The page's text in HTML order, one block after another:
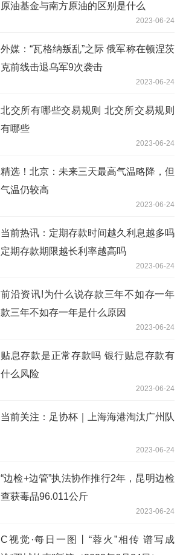
原油基金与南方原油的区别是什么
2023-06-24
外媒：“瓦格纳叛乱”之际 俄军称在顿涅茨
克前线击退乌军9次袭击
2023-06-24
北交所有哪些交易规则 北交所交易规则
有哪些
2023-06-24
精选！北京：未来三天最高气温略降，但
气温仍较高
2023-06-24
当前热讯：定期存款时间越久利息越多吗
定期存款期限越长利率越高吗
2023-06-24
前沿资讯!为什么说存款三年不如存一年
款三年不如存一年是什么原因
2023-06-24
贴息存款是正常存款吗 银行贴息存款有
什么风险
2023-06-24
当前关注：足协杯｜上海海港淘汰广州队
2023-06-24
“边检+边管”执法协作推行2年，昆明边检
查获毒品96.011公斤
2023-06-24
C视觉·每日一图丨“蓉火”相传 谱写成